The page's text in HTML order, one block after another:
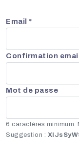
Email *
Confirmation
Mot de passe
6 caractères minimum.
Suggestion :